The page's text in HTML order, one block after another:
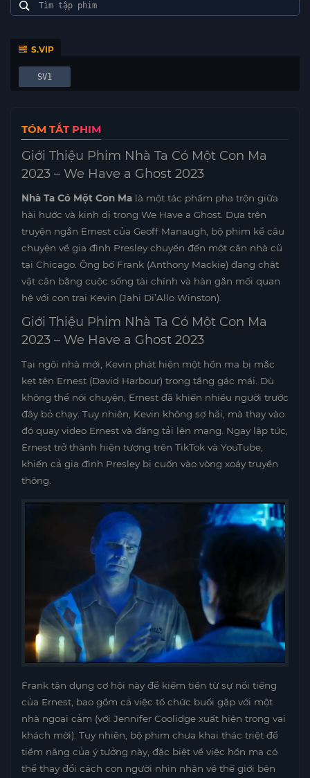
S.VIP
SV1
TÓM TẮT PHIM
Giới Thiệu Phim Nhà Ta Có Một Con Ma
2023 – We Have a Ghost 2023
Nhà Ta Có Một Con Ma là một tác phẩm pha trộn giữa
hài hước và kinh dị trong We Have a Ghost. Dựa trên
truyện ngắn Ernest của Geoff Manaugh, bộ phim kể câu
chuyện về gia đình Presley chuyển đến một căn nhà cũ
tại Chicago. Ông bố Frank (Anthony Mackie) đang chật
vật cân bằng cuộc sống tài chính và hàn gắn mối quan
hệ với con trai Kevin (Jahi Di’Allo Winston).
Giới Thiệu Phim Nhà Ta Có Một Con Ma
2023 – We Have a Ghost 2023
Tại ngôi nhà mới, Kevin phát hiện một hồn ma bị mắc
kẹt tên Ernest (David Harbour) trong tầng gác mái. Dù
không thể nói chuyện, Ernest đã khiến nhiều người trước
đây bỏ chạy. Tuy nhiên, Kevin không sợ hãi, mà thay vào
đó quay video Ernest và đăng tải lên mạng. Ngay lập tức,
Ernest trở thành hiện tượng trên TikTok và YouTube,
khiến cả gia đình Presley bị cuốn vào vòng xoáy truyền
thông.
Frank tận dụng cơ hội này để kiếm tiền từ sự nổi tiếng
của Ernest, bao gồm cả việc tổ chức buổi gặp với một
nhà ngoại cảm (với Jennifer Coolidge xuất hiện trong vai
khách mời). Tuy nhiên, bộ phim chưa khai thác triệt để
tiềm năng của ý tưởng này, đặc biệt về việc hồn ma có
thể thay đổi cách con người nhìn nhận về thế giới bên